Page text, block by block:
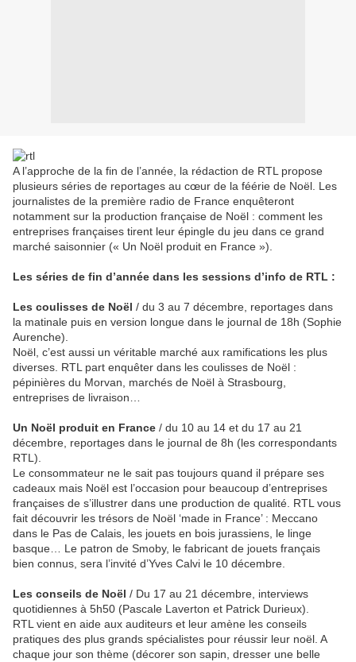
A l’approche de la fin de l’année, la rédaction de RTL propose
plusieurs séries de reportages au cœur de la féérie de Noël. Les
journalistes de la première radio de France enquêteront
notamment sur la production française de Noël : comment les
entreprises françaises tirent leur épingle du jeu dans ce grand
marché saisonnier (« Un Noël produit en France »).
Les séries de fin d’année dans les sessions d’info de RTL :
Les coulisses de Noël / du 3 au 7 décembre, reportages dans
la matinale puis en version longue dans le journal de 18h (Sophie
Aurenche).
Noël, c’est aussi un véritable marché aux ramifications les plus
diverses. RTL part enquêter dans les coulisses de Noël :
pépinières du Morvan, marchés de Noël à Strasbourg,
entreprises de livraison…
Un Noël produit en France / du 10 au 14 et du 17 au 21
décembre, reportages dans le journal de 8h (les correspondants
RTL).
Le consommateur ne le sait pas toujours quand il prépare ses
cadeaux mais Noël est l’occasion pour beaucoup d’entreprises
françaises de s’illustrer dans une production de qualité. RTL vous
fait découvrir les trésors de Noël ‘made in France’ : Meccano
dans le Pas de Calais, les jouets en bois jurassiens, le linge
basque… Le patron de Smoby, le fabricant de jouets français
bien connus, sera l’invité d’Yves Calvi le 10 décembre.
Les conseils de Noël / Du 17 au 21 décembre, interviews
quotidiennes à 5h50 (Pascale Laverton et Patrick Durieux).
RTL vient en aide aux auditeurs et leur amène les conseils
pratiques des plus grands spécialistes pour réussir leur noël. A
chaque jour son thème (décorer son sapin, dresser une belle